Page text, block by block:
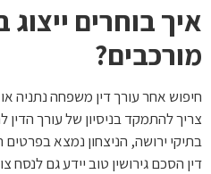
איך בוחרים ייצוג
מורכבים?
חיפוש אחר עורך דין משפחה נתניה או
צריך להתמקד בניסיון של עורך
בתיקי ירושה, הניצחון נמצא
דין הסכם גירושין טוב יידע גם לנסח